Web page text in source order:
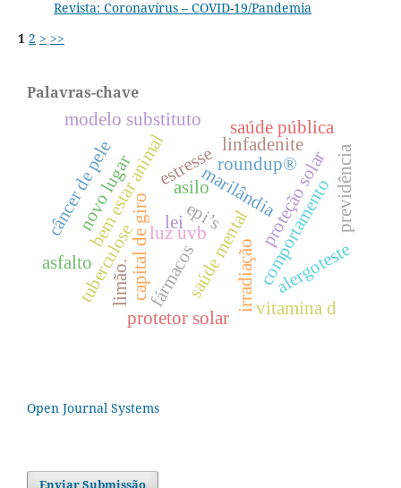
Revista: Coronavírus – COVID-19/Pandemia
1 2 > >>
Palavras-chave
capital de giro epi’s
marilândiaproteção solar
bem estar animal
modelo substituto
estresse
asilo
saúde mentalcomportamento
novo lugar roundup®
luz uvb
irradiação
protetor solar
câncer de pele
alergoteste
linfadenite
tuberculose
vitamina d
lei
fármacos
saúde pública
asfalto limão.
previdência
Open Journal Systems
Enviar Submissão